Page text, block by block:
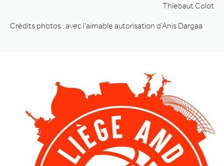
Thiebaut Colot
Crédits photos : avec l’aimable autorisation d’Anis Dargaa